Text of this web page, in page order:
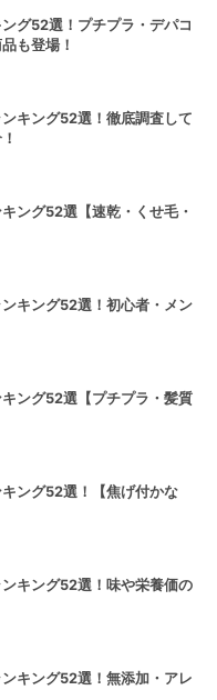
グ52選！プチプラ・デパコ
も登場！
キング52選！徹底調査して
ング52選【速乾・くせ毛・
キング52選！初心者・メン
ング52選【プチプラ・髪質
ング52選！【焦げ付かな
キング52選！味や栄養価の
キング52選！無添加・アレ